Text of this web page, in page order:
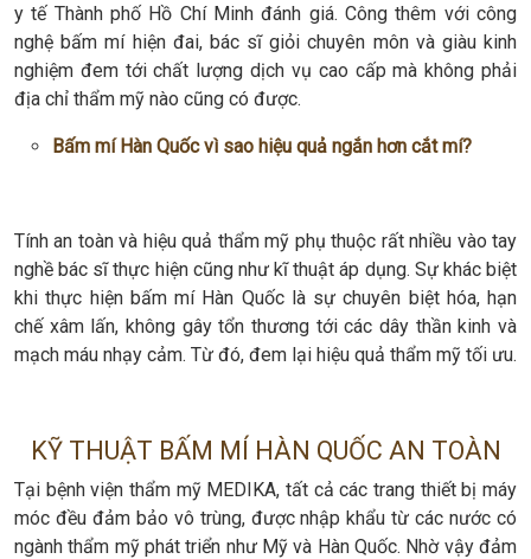
y tế Thành phố Hồ Chí Minh đánh giá. Công thêm với công
nghệ bấm mí hiện đai, bác sĩ giỏi chuyên môn và giàu kinh
nghiệm đem tới chất lượng dịch vụ cao cấp mà không phải
địa chỉ thẩm mỹ nào cũng có được.
Bấm mí Hàn Quốc vì sao hiệu quả ngắn hơn cắt mí?
Tính an toàn và hiệu quả thẩm mỹ phụ thuộc rất nhiều vào tay
nghề bác sĩ thực hiện cũng như kĩ thuật áp dụng. Sự khác biệt
khi thực hiện bấm mí Hàn Quốc là sự chuyên biệt hóa, hạn
chế xâm lấn, không gây tổn thương tới các dây thần kinh và
mạch máu nhạy cảm. Từ đó, đem lại hiệu quả thẩm mỹ tối ưu.
KỸ THUẬT BẤM MÍ HÀN QUỐC AN TOÀN
Tại bệnh viện thẩm mỹ MEDIKA, tất cả các trang thiết bị máy
móc đều đảm bảo vô trùng, được nhập khẩu từ các nước có
ngành thẩm mỹ phát triển như Mỹ và Hàn Quốc. Nhờ vậy đảm